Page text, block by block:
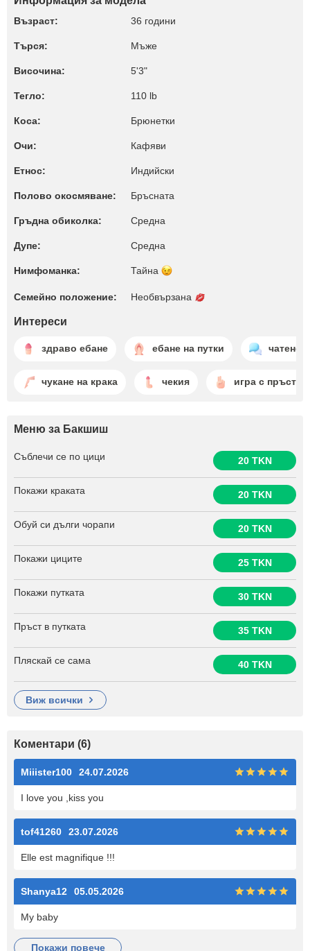
Възраст: 36 години
Търся: Мъже
Височина: 5'3"
Тегло: 110 lb
Коса: Брюнетки
Очи: Кафяви
Етнос: Индийски
Полово окосмяване: Бръсната
Гръдна обиколка: Среднa
Дупе: Среднa
Нимфоманка: Тайна
Семейно положение: Необвързана
Интереси
здраво ебане ебане на путки чатене
чукане на крака чекия игра с пръсти
Меню за Бакшиш
Съблечи се по цици 20 TKN
Покажи краката 20 TKN
Обуй си дълги чорапи 20 TKN
Покажи циците 25 TKN
Покажи путката 30 TKN
Пръст в путката 35 TKN
Пляскай се сама 40 TKN
виж всички
Коментари (6)
Miiister100 24.07.2026
I love you ,kiss you
tof41260 23.07.2026
Elle est magnifique !!!
Shanya12 05.05.2026
My baby
покажи повече